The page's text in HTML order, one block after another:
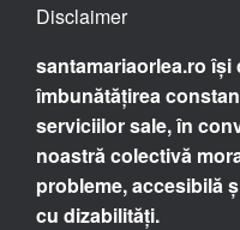
Disclaimer
santamariaorlea.ro
îmbunătățirea
serviciilor sale, în
noastră colectivă
probleme, accesibilă
cu dizabilități.